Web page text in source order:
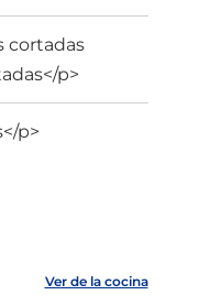
cortadas
p>
p>
Ver de la cocina